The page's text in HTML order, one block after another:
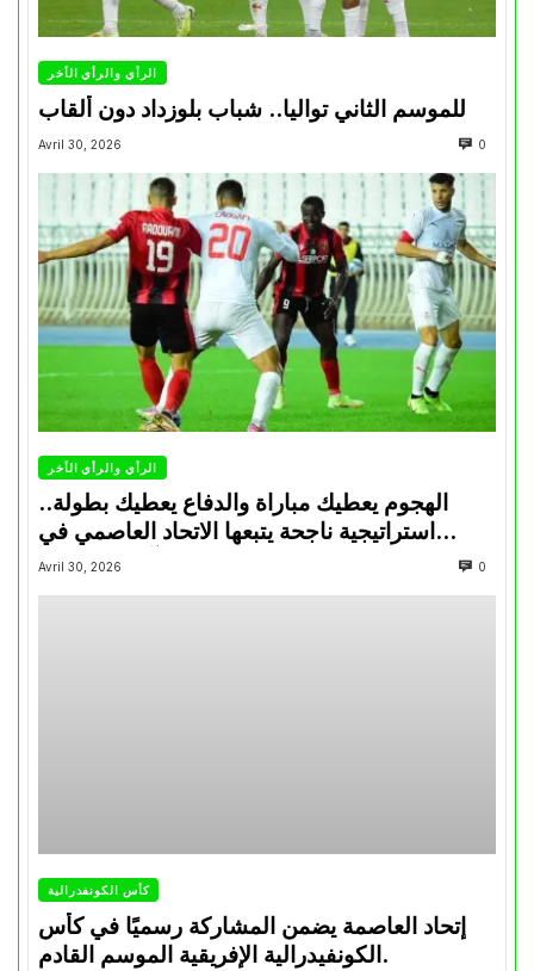
الرأي والرأي الأخر
للموسم الثاني تواليا.. شباب بلوزداد دون ألقاب
Avril 30, 2026 0
الرأي والرأي الأخر
الهجوم يعطيك مباراة والدفاع يعطيك بطولة..
استراتيجية ناجحة يتبعها الاتحاد العاصمي في
تتويجاته آخر السنوات
Avril 30, 2026 0
كأس الكونفدرالية
إتحاد العاصمة يضمن المشاركة رسميًا في كأس
الكونفيدرالية الإفريقية الموسم القادم.